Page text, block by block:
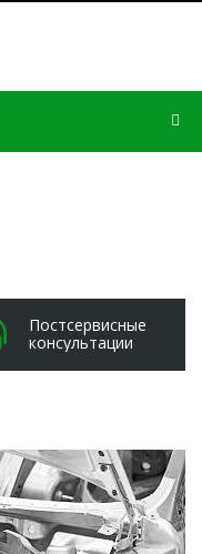
Постсервисные
консультации